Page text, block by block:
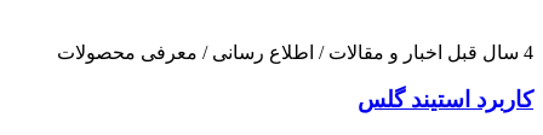
4 سال قبل اخبار و مقالات / اطلاع رسانی / معرفی محصولات
کاربرد استیند گلس